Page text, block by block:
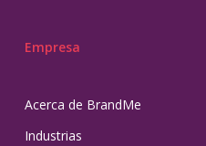
Empresa
Acerca de BrandMe
Industrias